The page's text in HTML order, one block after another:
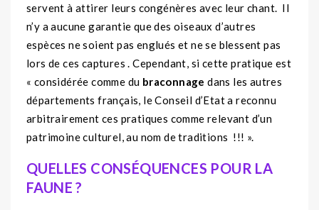
servent à attirer leurs congénères avec leur chant. Il
n’y a aucune garantie que des oiseaux d’autres
espèces ne soient pas englués et ne se blessent pas
lors de ces captures . Cependant, si cette pratique est
« considérée comme du braconnagedans les autres
départements français, le Conseil d’Etat a reconnu
arbitrairement ces pratiques comme relevant d’un
patrimoine culturel, au nom de traditions !!! ».
QUELLES CONSÉQUENCES POUR LA
FAUNE ?